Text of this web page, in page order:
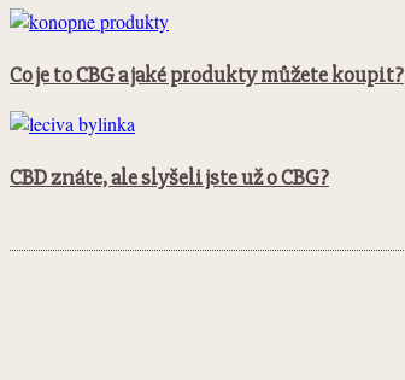
Co je to CBG a jaké produkty můžete koupit?
CBD znáte, ale slyšeli jste už o CBG?